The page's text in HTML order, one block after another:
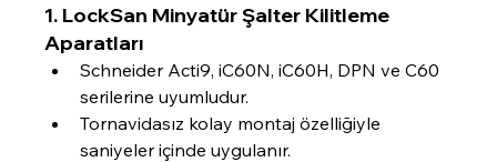
1. LockSan Minyatür Şalter Kilitleme
Aparatları
Schneider Acti9, iC60N, iC60H, DPN ve C60
serilerine uyumludur.
Tornavidasız kolay montaj özelliğiyle
saniyeler içinde uygulanır.